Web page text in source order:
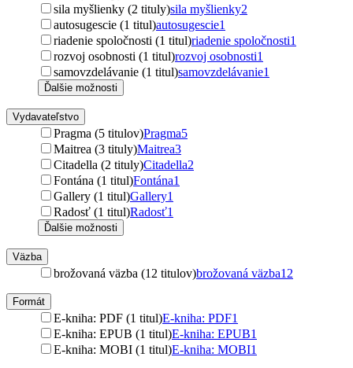
sila myšlienky (2 tituly)sila myšlienky2
autosugescie (1 titul)autosugescie1
riadenie spoločnosti (1 titul)riadenie spoločnosti1
rozvoj osobnosti (1 titul)rozvoj osobnosti1
samovzdelávanie (1 titul)samovzdelávanie1
Ďalšie možnosti
Vydavateľstvo
Pragma (5 titulov)Pragma5
Maitrea (3 tituly)Maitrea3
Citadella (2 tituly)Citadella2
Fontána (1 titul)Fontána1
Gallery (1 titul)Gallery1
Radosť (1 titul)Radosť1
Ďalšie možnosti
Väzba
brožovaná väzba (12 titulov)brožovaná väzba12
Formát
E-kniha: PDF (1 titul)E-kniha: PDF1
E-kniha: EPUB (1 titul)E-kniha: EPUB1
E-kniha: MOBI (1 titul)E-kniha: MOBI1